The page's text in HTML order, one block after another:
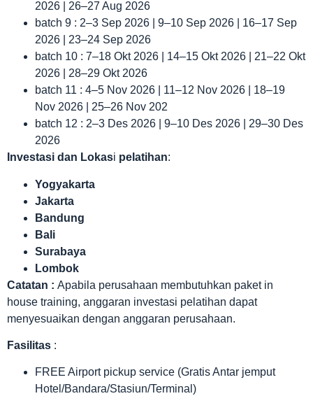
2026 | 26–27 Aug 2026
batch 9 : 2–3 Sep 2026 | 9–10 Sep 2026 | 16–17 Sep
2026 | 23–24 Sep 2026
batch 10 : 7–18 Okt 2026 | 14–15 Okt 2026 | 21–22 Okt
2026 | 28–29 Okt 2026
batch 11 : 4–5 Nov 2026 | 11–12 Nov 2026 | 18–19
Nov 2026 | 25–26 Nov 202
batch 12 : 2–3 Des 2026 | 9–10 Des 2026 | 29–30 Des
2026
Investasi dan Lokasi pelatihan:
Yogyakarta
Jakarta
Bandung
Bali
Surabaya
Lombok
Catatan : Apabila perusahaan membutuhkan paket in
house training, anggaran investasi pelatihan dapat
menyesuaikan dengan anggaran perusahaan.
Fasilitas :
FREE Airport pickup service (Gratis Antar jemput
Hotel/Bandara/Stasiun/Terminal)